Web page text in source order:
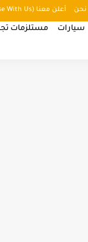
أعلن معنا (Advertise With Us)
سيارات مستلزمات